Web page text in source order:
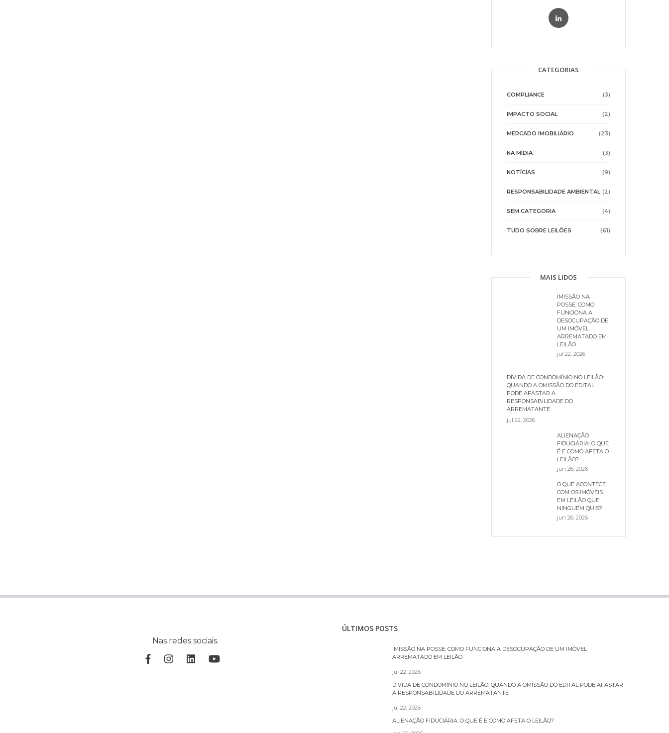
CATEGORIAS
COMPLIANCE (3)
IMPACTO SOCIAL (2)
MERCADO IMOBILIÁRIO (23)
NA MÍDIA (3)
NOTÍCIAS (9)
RESPONSABILIDADE AMBIENTAL (2)
SEM CATEGORIA (4)
TUDO SOBRE LEILÕES (61)
MAIS LIDOS
IMISSÃO NA
POSSE: COMO
FUNCIONA A
DESOCUPAÇÃO DE
UM IMÓVEL
ARREMATADO EM
LEILÃO
jul 22, 2026
DÍVIDA DE CONDOMÍNIO NO LEILÃO:
QUANDO A OMISSÃO DO EDITAL
PODE AFASTAR A
RESPONSABILIDADE DO
ARREMATANTE
jul 22, 2026
ALIENAÇÃO
FIDUCIÁRIA: O QUE
É E COMO AFETA O
LEILÃO?
jun 26, 2026
O QUE ACONTECE
COM OS IMÓVEIS
EM LEILÃO QUE
NINGUÉM QUIS?
jun 26, 2026
Nas redes sociais.
ÚLTIMOS POSTS
IMISSÃO NA POSSE: COMO FUNCIONA A DESOCUPAÇÃO DE UM IMÓVEL
ARREMATADO EM LEILÃO
jul 22, 2026
DÍVIDA DE CONDOMÍNIO NO LEILÃO: QUANDO A OMISSÃO DO EDITAL PODE AFASTAR
A RESPONSABILIDADE DO ARREMATANTE
jul 22, 2026
ALIENAÇÃO FIDUCIÁRIA: O QUE É E COMO AFETA O LEILÃO?